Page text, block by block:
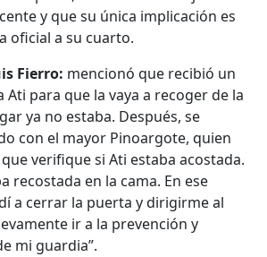
y que su única implicación es
oficial a su cuarto.
Fierro: mencionó que recibió un
Ati para que la vaya a recoger de la
ya no estaba. Después, se
con el mayor Pinoargote, quien
verifique si Ati estaba acostada.
recostada en la cama. En ese
a cerrar la puerta y dirigirme al
ir a la prevención y
mi guardia”.